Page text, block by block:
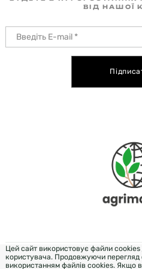
ВІД НАШОЇ
DEVELOPMENT & DESIGN - WEZOM
Цей сайт використовує файли cookies
користувача. Продовжуючи перегляд
використанням файлів cookies. Якщо